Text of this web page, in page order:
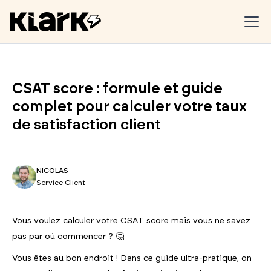
CSAT score : formule et guide
complet pour calculer votre taux
de satisfaction client
NICOLAS
Service Client
Vous voulez calculer votre CSAT score mais vous ne savez
pas par où commencer ? 🤔
Vous êtes au bon endroit ! Dans ce guide ultra-pratique, on